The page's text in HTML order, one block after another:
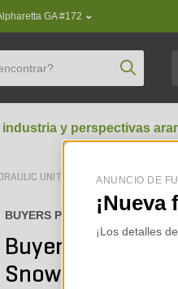
GA #172
Product
y perspectivas
UNITS & PARTS
BUYERS PRODUCTS :
Buyers Products
SnowDogg XP
ANUNCIO DE
¡Nueva
¡Los detalles